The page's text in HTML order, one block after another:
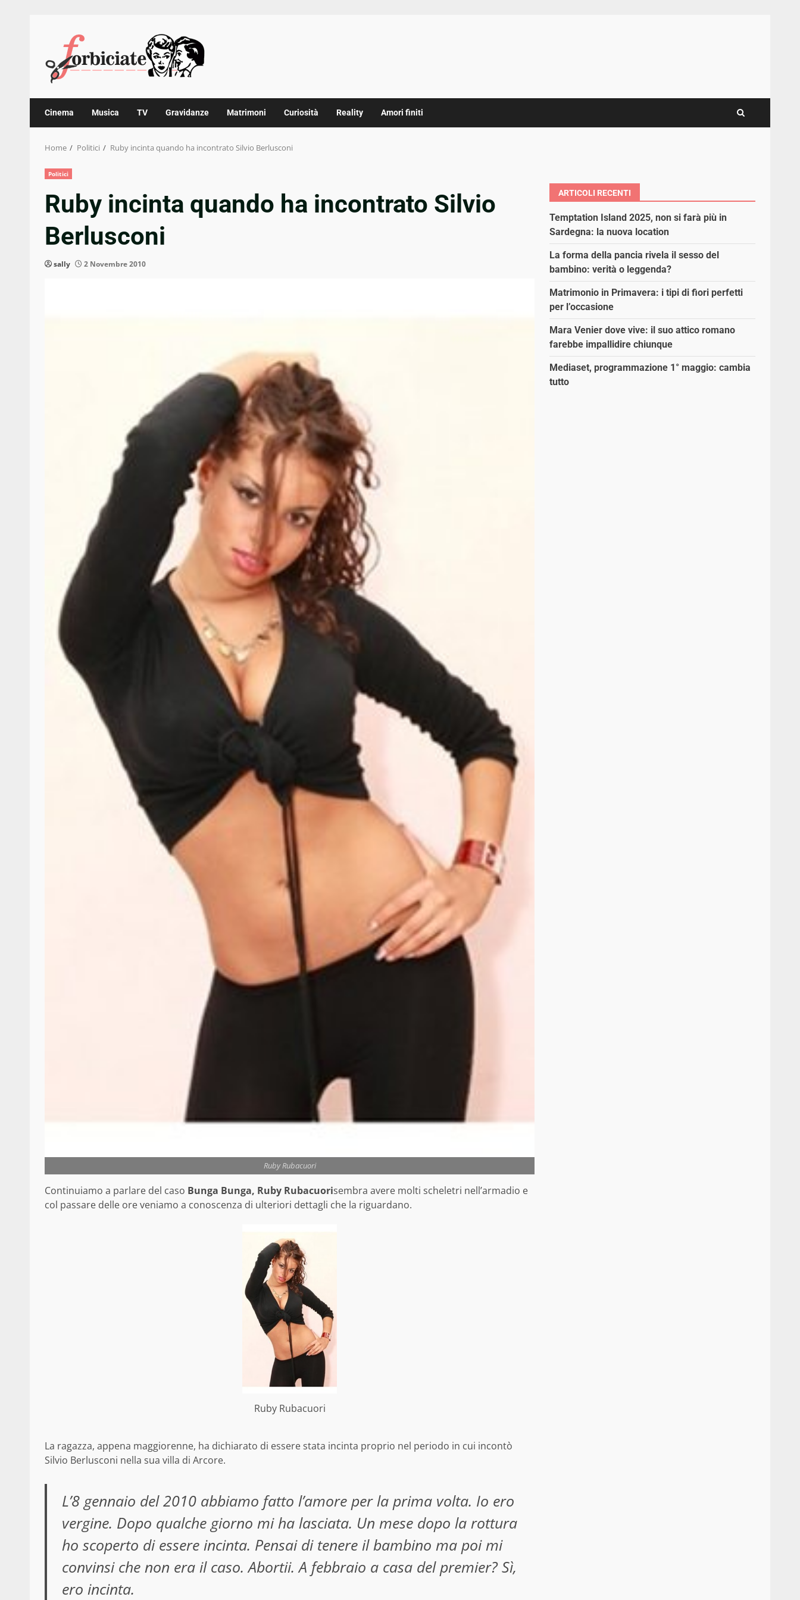
content
Cinema Musica TV Gravidanze Matrimoni Curiosità Reality Amori finiti
Home Politici Ruby incinta quando ha incontrato Silvio Berlusconi
Politici
Ruby incinta quando ha incontrato Silvio
Berlusconi
sally 2 Novembre 2010
Ruby Rubacuori
Continuiamo a parlare del caso Bunga Bunga, Ruby Rubacuorisembra avere molti scheletri nell’armadio e
col passare delle ore veniamo a conoscenza di ulteriori dettagli che la riguardano.
Ruby Rubacuori
La ragazza, appena maggiorenne, ha dichiarato di essere stata incinta proprio nel periodo in cui incontò
Silvio Berlusconi nella sua villa di Arcore.
L’8 gennaio del 2010 abbiamo fatto l’amore per la prima volta. Io ero
vergine. Dopo qualche giorno mi ha lasciata. Un mese dopo la rottura
ho scoperto di essere incinta. Pensai di tenere il bambino ma poi mi
convinsi che non era il caso. Abortii. A febbraio a casa del premier? Sì,
ero incinta.
ARTICOLI RECENTI
Temptation Island 2025, non si farà più in
Sardegna: la nuova location
La forma della pancia rivela il sesso del
bambino: verità o leggenda?
Matrimonio in Primavera: i tipi di fiori perfetti
per l’occasione
Mara Venier dove vive: il suo attico romano
farebbe impallidire chiunque
Mediaset, programmazione 1° maggio: cambia
tutto